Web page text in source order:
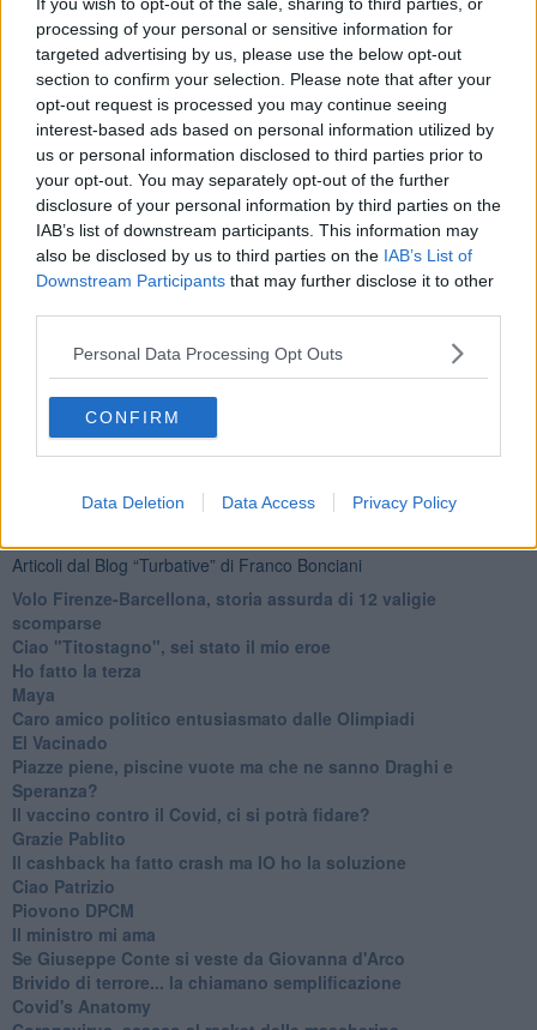
processing of your personal or sensitive information for
targeted advertising by us, please use the below opt-out
section to confirm your selection. Please note that after your
opt-out request is processed you may continue seeing
interest-based ads based on personal information utilized by
us or personal information disclosed to third parties prior to
your opt-out. You may separately opt-out of the further
disclosure of your personal information by third parties on the
IAB’s list of downstream participants. This information may
also be disclosed by us to third parties on the IAB’s List of
Downstream Participants that may further disclose it to other
Personal Data Processing Opt Outs
CONFIRM
Data Deletion Data Access Privacy Policy
massebuttandola in caciara da problemi più gravi. Basterebbe
poco, non parlarne, smorzare la luce dei riflettori su qualche
personaggio per mettere in risalto particolari importanti, e i
veri .
Se Cattelan voleva farci capire chesiamo noi a dare valore a
certe persone e situazioni,viva la sua banana : in definitiva, anche
se ci ritroviamo circondati da banane,sta a noifarne l’uso
migliore. Evitando di scivolaresulle bucce.
Franco Bonciani
Se vuoi leggere le notizie principali della Toscana iscriviti alla
Newsletter QUInews - ToscanaMedia.
alle 20:00 direttamente nella tua casella di posta.
Ti potrebbe interessare anche:
Articoli dal Blog “Turbative” di Franco Bonciani
Volo Firenze-Barcellona, storia assurda di 12 valigie
scomparse
Ciao "Titostagno", sei stato il mio eroe
Ho fatto la terza
Maya
Caro amico politico entusiasmato dalle Olimpiadi
El Vacinado
Piazze piene, piscine vuote ma che ne sanno Draghi e
Speranza?
​Il vaccino contro il Covid, ci si potrà fidare?
Grazie Pablito
Il cashback ha fatto crash ma IO ho la soluzione
Ciao Patrizio
Piovono DPCM
Il ministro mi ama
Se Giuseppe Conte si veste da Giovanna d'Arco
Brivido di terrore... la chiamano semplificazione
Covid's Anatomy